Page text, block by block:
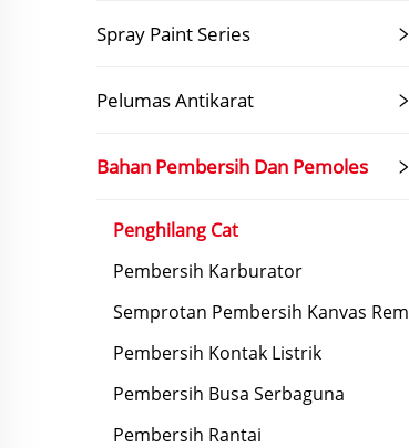
Spray Paint Series
Pelumas Antikarat
Bahan Pembersih Dan Pemoles
Penghilang Cat
Pembersih Karburator
Semprotan Pembersih Kanvas Rem
Pembersih Kontak Listrik
Pembersih Busa Serbaguna
Pembersih Rantai